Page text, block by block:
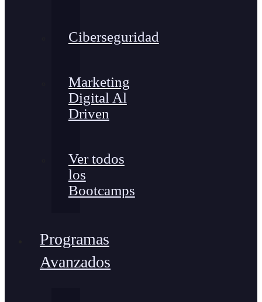
Ciberseguridad
Marketing
Digital Al
Driven
Ver todos
los
Bootcamps
Programas
Avanzados